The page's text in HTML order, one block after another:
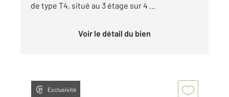
de type T4, situé au 3 étage sur 4 ...
Voir le détail du bien
Exclusivité